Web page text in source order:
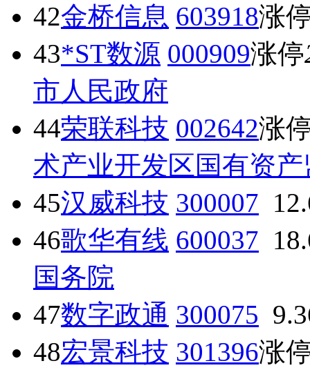
42金桥信息 603918涨
43*ST数源 000909涨停
市人民政府
44荣联科技 002642涨
术产业开发区国有资
45汉威科技 300007
46歌华有线 600037
国务院
47数字政通 300075
48宏景科技 301396涨